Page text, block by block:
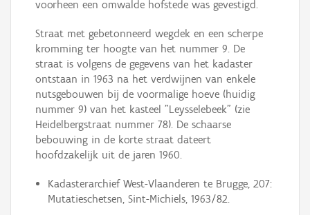
Aanmeldenvoorheen een omwalde hofstede was gevestigd.
Straat met gebetonneerd wegdek en een scherpe
kromming ter hoogte van het nummer 9. De
straat is volgens de gegevens van het kadaster
ontstaan in 1963 na het verdwijnen van enkele
nutsgebouwen bij de voormalige hoeve (huidig
nummer 9) van het kasteel "Leysselebeek" (zie
Heidelbergstraat nummer 78). De schaarse
bebouwing in de korte straat dateert
hoofdzakelijk uit de jaren 1960.
Kadasterarchief West-Vlaanderen te Brugge, 207:
Mutatieschetsen, Sint-Michiels, 1963/82.